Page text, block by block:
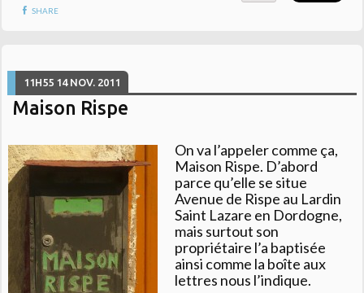
SHARE
11H55 14 NOV. 2011
Maison Rispe
On va l’appeler comme ça,
Maison Rispe. D’abord
parce qu’elle se situe
Avenue de Rispe au Lardin
Saint Lazare en Dordogne,
mais surtout son
propriétaire l’a baptisée
ainsi comme la boîte aux
lettres nous l’indique.